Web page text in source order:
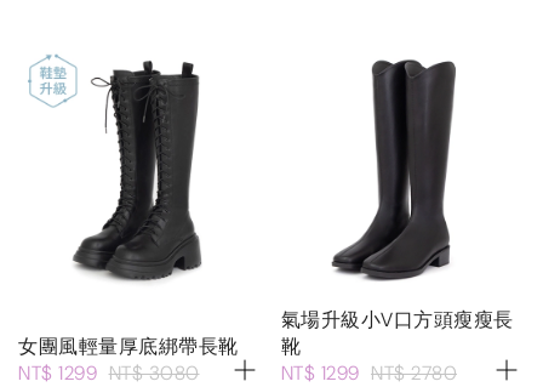
女團風輕量厚底綁帶長靴
NT$ 1299 NT$ 3080
氣場升級小V口方頭瘦瘦長
靴
NT$ 1299 NT$ 2780